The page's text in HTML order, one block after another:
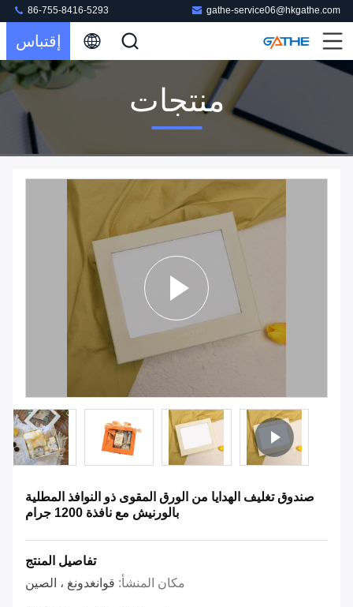
gathe-service06@hkgathe.com
86-755-8416-5293
إقتباس
منتجات
صندوق تغليف الهدايا من الورق المقوى ذو النوافذ المطلية
بالورنيش مع نافذة 1200 جرام
تفاصيل المنتج
مكان المنشأ: قوانغدونغ ، الصين